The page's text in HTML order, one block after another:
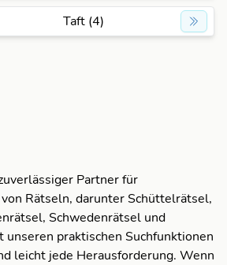
Taft (4)
Partner für
Rätseln, darunter Schüttelrätsel,
Schwedenrätsel und
praktischen Suchfunktionen
leicht jede Herausforderung. Wenn